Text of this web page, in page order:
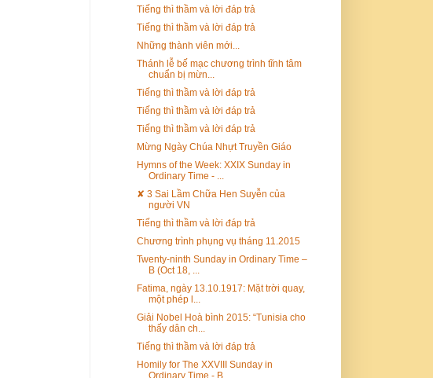
Tiếng thì thầm và lời đáp trả
Tiếng thì thầm và lời đáp trả
Những thành viên mới...
Thánh lễ bế mạc chương trình tĩnh tâm
chuẩn bị mừn...
Tiếng thì thầm và lời đáp trả
Tiếng thì thầm và lời đáp trả
Tiếng thì thầm và lời đáp trả
Mừng Ngày Chúa Nhựt Truyền Giáo
Hymns of the Week: XXIX Sunday in
Ordinary Time - ...
✘ 3 Sai Lầm Chữa Hen Suyễn của
người VN
Tiếng thì thầm và lời đáp trả
Chương trình phụng vụ tháng 11.2015
Twenty-ninth Sunday in Ordinary Time –
B (Oct 18, ...
Fatima, ngày 13.10.1917: Mặt trời quay,
một phép l...
Giải Nobel Hoà bình 2015: “Tunisia cho
thấy dân ch...
Tiếng thì thầm và lời đáp trả
Homily for The XXVIII Sunday in
Ordinary Time - B ...